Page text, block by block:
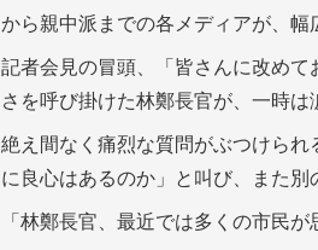
から親中派までの各メディアが、幅
記者会見の冒頭、「皆さんに改め
さを呼び掛けた林鄭長官が、一時は
絶え間なく痛烈な質問がぶつけら
に良心はあるのか」と叫び、また別
「林鄭長官、最近では多くの市民